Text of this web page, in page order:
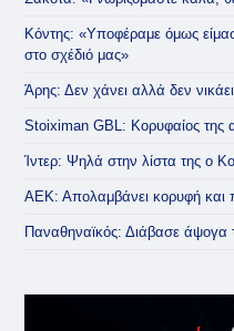
Κόντης: «Υποφέραμε όμως
στο σχέδιό μας»
Άρης: Δεν χάνει αλλά δεν νικάει
Stoiximan GBL: Κορυφαίος της
Ίντερ: Ψηλά στην λίστα της ο
ΑΕΚ: Απολαμβάνει κορυφή και
Παναθηναϊκός: Διάβασε άψογα